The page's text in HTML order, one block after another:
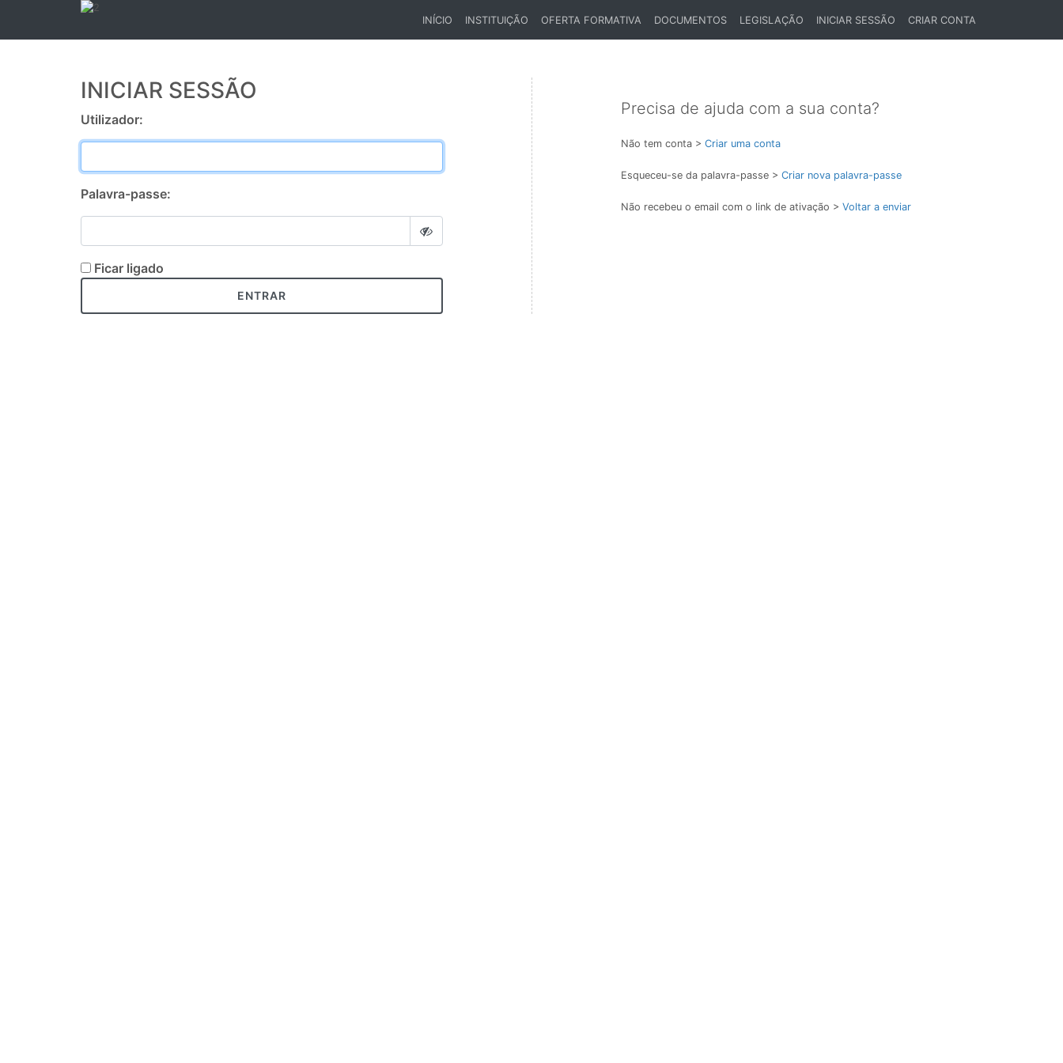
INÍCIO
INSTITUIÇÃO OFERTA FORMATIVA DOCUMENTOS LEGISLAÇÃO INICIAR SESSÃO CRIAR CONTA
INICIAR SESSÃO
Utilizador:
Palavra-passe:
Ficar ligado
ENTRAR
Precisa de ajuda com a sua conta?
Não tem conta > Criar uma conta
Esqueceu-se da palavra-passe > Criar nova palavra-passe
Não recebeu o email com o link de ativação > Voltar a enviar